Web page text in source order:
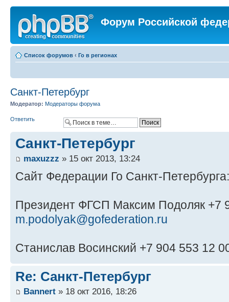
Форум Российской
Список форумов ‹ Го в регионах
Санкт-Петербург
Модератор: Модераторы форума
Ответить
Санкт-Петербург
maxuzzz » 15 окт 2013, 13:24
Сайт Федерации Го Санкт-
Президент ФГСП Максим Подоляк +7
m.podolyak@gofederation.ru
Станислав Восинский +7 904 553 12
Re: Санкт-Петербург
Bannert » 18 окт 2016, 18:26